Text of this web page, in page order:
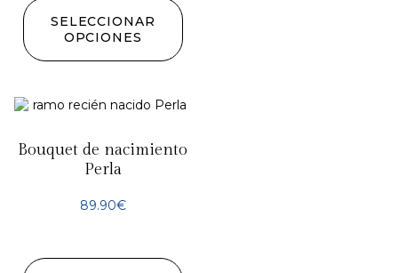
SELECCIONAR
OPCIONES
Bouquet de nacimiento
Perla
89.90€